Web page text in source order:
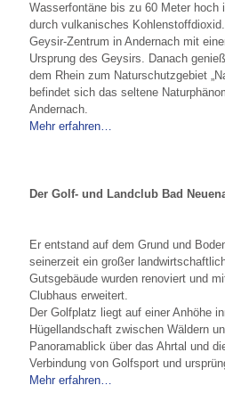
Wasserfontäne bis zu 60 Meter hoch
durch vulkanisches
Geysir-Zentrum in Andernach mit
Ursprung des Geysirs. Danach
dem Rhein zum Naturschutzgebiet
befindet sich das seltene
Andernach.
Mehr erfahren…
Der Golf- und Landclub Bad
Er entstand auf dem Grund und
seinerzeit ein großer
Gutsgebäude wurden renoviert und
Clubhaus erweitert.
Der Golfplatz liegt auf einer Anhöhe
Hügellandschaft zwischen Wäldern
Panoramablick über das Ahrtal und
Verbindung von Golfsport und
Mehr erfahren…